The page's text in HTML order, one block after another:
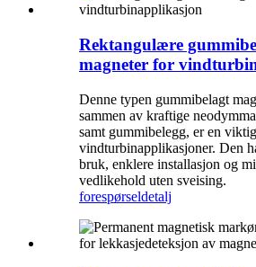
Rektangulære
magneter for
Denne typen gummibelagt
sammen av kraftige
samt gummibelegg, er en
vindturbinapplikasjoner. Den
bruk, enklere installasjon og
vedlikehold uten sveising.
forespørseldetalj